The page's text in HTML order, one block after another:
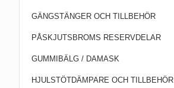
GÄNGSTÄNGER OCH TILLBEHÖR
PÅSKJUTSBROMS RESERVDELAR
GUMMIBÄLG / DAMASK
HJULSTÖTDÄMPARE OCH TILLBEHÖR